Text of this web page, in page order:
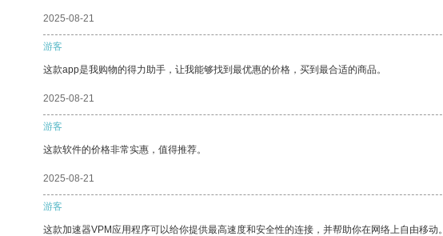
2025-08-21
游客
这款app是我购物的得力助手，让我能够找到最优惠的价格，买到最合适的商品。
2025-08-21
游客
这款软件的价格非常实惠，值得推荐。
2025-08-21
游客
这款加速器VPM应用程序可以给你提供最高速度和安全性的连接，并帮助你在网络上自由移动。